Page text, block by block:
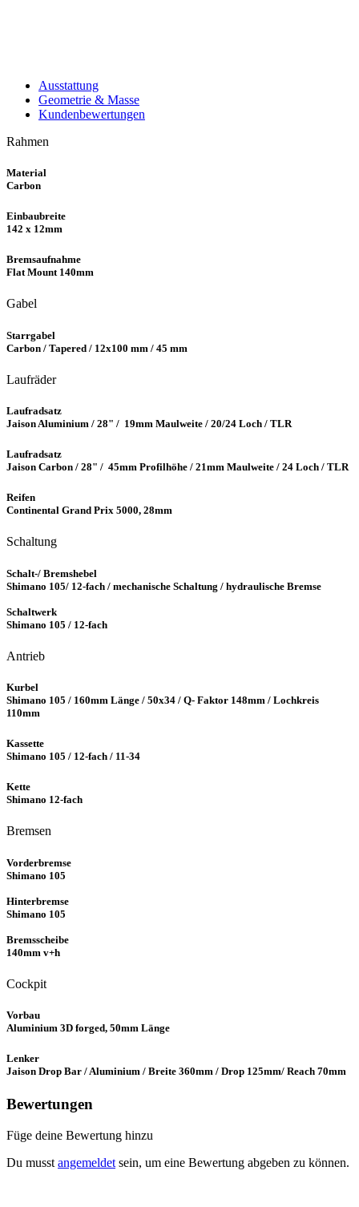
Ausstattung
Geometrie & Masse
Kundenbewertungen
Rahmen
Material
Carbon
Einbaubreite
142 x 12mm
Bremsaufnahme
Flat Mount 140mm
Gabel
Starrgabel
Carbon / Tapered / 12x100 mm / 45 mm
Laufräder
Laufradsatz
Jaison Aluminium / 28" / 19mm Maulweite / 20/24 Loch / TLR
Laufradsatz
Jaison Carbon / 28" / 45mm Profilhöhe / 21mm Maulweite / 24 Loch / TLR
Reifen
Continental Grand Prix 5000, 28mm
Schaltung
Schalt-/ Bremshebel
Shimano 105/ 12-fach / mechanische Schaltung / hydraulische Bremse
Schaltwerk
Shimano 105 / 12-fach
Antrieb
Kurbel
Shimano 105 / 160mm Länge / 50x34 / Q- Faktor 148mm / Lochkreis
110mm
Kassette
Shimano 105 / 12-fach / 11-34
Kette
Shimano 12-fach
Bremsen
Vorderbremse
Shimano 105
Hinterbremse
Shimano 105
Bremsscheibe
140mm v+h
Cockpit
Vorbau
Aluminium 3D forged, 50mm Länge
Lenker
Jaison Drop Bar / Aluminium / Breite 360mm / Drop 125mm/ Reach 70mm
Bewertungen
Füge deine Bewertung hinzu
Du musst angemeldet sein, um eine Bewertung abgeben zu können.